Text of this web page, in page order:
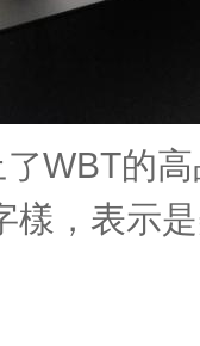
WBT的
樣，表示